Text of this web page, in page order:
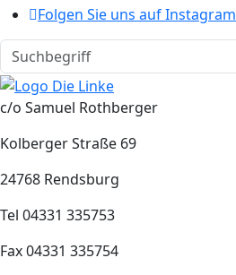
Folgen Sie uns auf Instagram
c/o Samuel Rothberger
Kolberger Straße 69
24768 Rendsburg
Tel 04331 335753
Fax 04331 335754